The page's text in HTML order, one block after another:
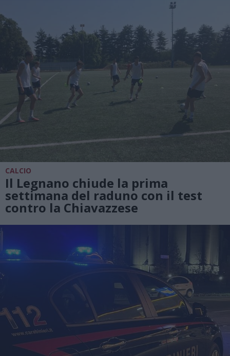
CALCIO
Il Legnano chiude la prima
settimana del raduno con il test
contro la Chiavazzese